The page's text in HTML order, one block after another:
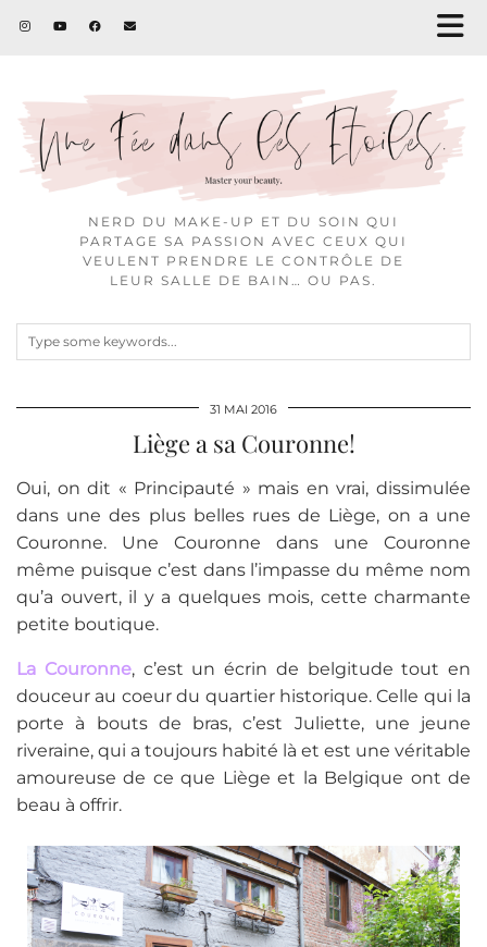
NERD DU MAKE-UP ET DU SOIN QUI
PARTAGE SA PASSION AVEC CEUX QUI
VEULENT PRENDRE LE CONTRÔLE DE
LEUR SALLE DE BAIN… OU PAS.
31 MAI 2016
Liège a sa Couronne!
Oui, on dit « Principauté » mais en vrai, dissimulée
dans une des plus belles rues de Liège, on a une
Couronne. Une Couronne dans une Couronne
même puisque c’est dans l’impasse du même nom
qu’a ouvert, il y a quelques mois, cette charmante
petite boutique.
La Couronne, c’est un écrin de belgitude tout en
douceur au coeur du quartier historique. Celle qui la
porte à bouts de bras, c’est Juliette, une jeune
riveraine, qui a toujours habité là et est une véritable
amoureuse de ce que Liège et la Belgique ont de
beau à offrir.